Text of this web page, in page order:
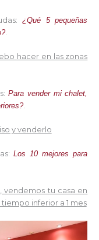
¿Qué 5 pequeñas
.
hacer en las zonas
Para vender mi chalet,
.
y venderlo
Los 10 mejores para
vendemos tu casa en
inferior a 1 mes